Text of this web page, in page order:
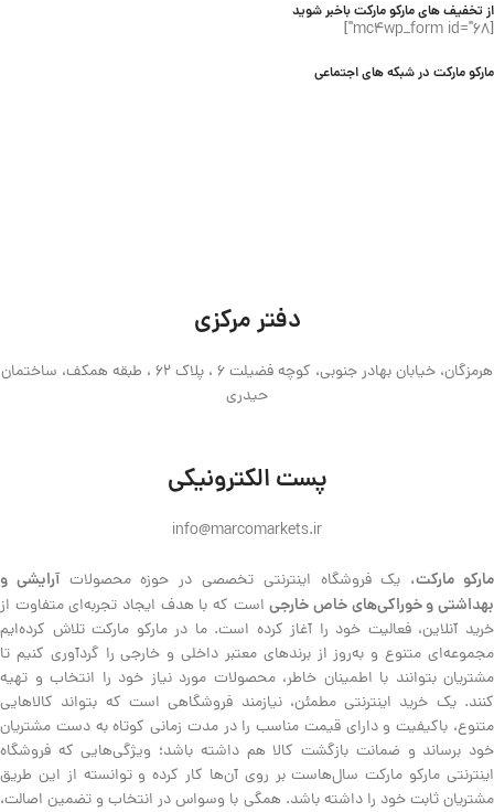
از تخفیف های مارکو مارکت باخبر شوید
[mc4wp_form id="68"]
مارکو مارکت در شبکه های اجتماعی
دفتر مرکزی
هرمزگان، خیابان بهادر جنوبی، کوچه فضیلت 6 ، پلاک 62 ، طبقه همکف، ساختمان
حیدری
پست الکترونیکی
info@marcomarkets.ir
مارکو مارکت، یک فروشگاه اینترنتی تخصصی در حوزه محصولاتآرایشی و
بهداشتی و خوراکی‌های خاص خارجیاست که با هدف ایجاد تجربه‌ای متفاوت از
خرید آنلاین، فعالیت خود را آغاز کرده است. ما در مارکو مارکت تلاش کرده‌ایم
مجموعه‌ای متنوع و به‌روز از برندهای معتبر داخلی و خارجی را گردآوری کنیم تا
مشتریان بتوانند با اطمینان خاطر، محصولات مورد نیاز خود را انتخاب و تهیه
کنند. یک خرید اینترنتی مطمئن، نیازمند فروشگاهی است که بتواند کالاهایی
متنوع، باکیفیت و دارای قیمت مناسب را در مدت زمانی کوتاه به دست مشتریان
خود برساند و ضمانت بازگشت کالا هم داشته باشد؛ ویژگی‌هایی که فروشگاه
اینترنتی مارکو مارکت سال‌هاست بر روی آن‌ها کار کرده و توانسته از این طریق
مشتریان ثابت خود را داشته باشد. همگی با وسواس در انتخاب و تضمین اصالت،